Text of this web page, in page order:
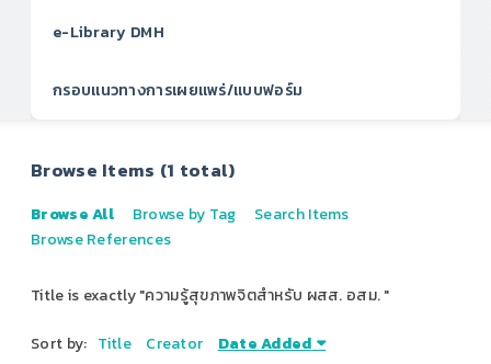
e-Library DMH
กรอบแนวทางการเผยแพร่/แบบฟอร์ม
Browse Items (1 total)
Browse All Browse by Tag
Search Items
Browse References
Title is exactly "ความรู้สุขภาพจิตสำหรับ ผสส. อสม. "
Sort by: Title Creator Date Added